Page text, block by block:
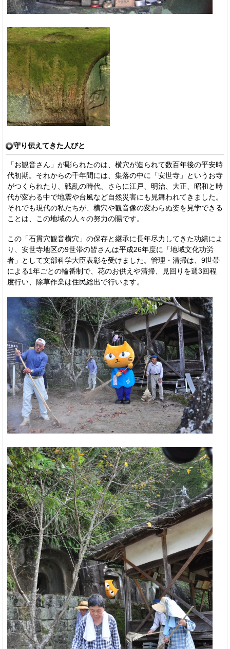
守り伝えてきた人びと
「お観音さん」が彫られたのは、横穴が造られて数百年後の平安時
代初期。それからの千年間には、集落の中に「安世寺」というお寺
がつくられたり、戦乱の時代、さらに江戸、明治、大正、昭和と時
代が変わる中で地震や台風など自然災害にも見舞われてきました。
それでも現代の私たちが、横穴や観音像の変わらぬ姿を見学できる
ことは、この地域の人々の努力の賜です。
この「石貫穴観音横穴」の保存と継承に長年尽力してきた功績によ
り、安世寺地区の9世帯の皆さんは平成26年度に「地域文化功労
者」として文部科学大臣表彰を受けました。管理・清掃は、9世帯
による1年ごとの輪番制で、花のお供えや清掃、見回りを週3回程
度行い、除草作業は住民総出で行います。